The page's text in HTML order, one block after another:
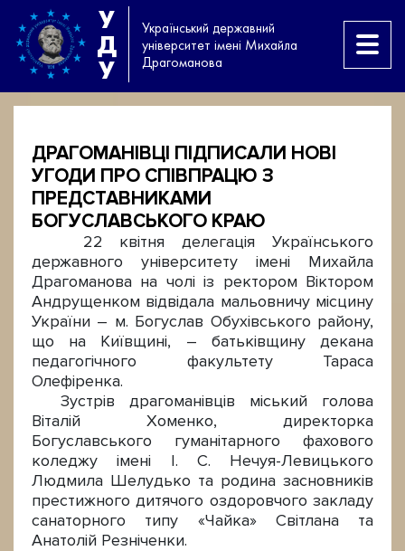
У
Д
У
Український державний
університет імені Михайла
Драгоманова
ДРАГОМАНІВЦІ ПІДПИСАЛИ НОВІ
УГОДИ ПРО СПІВПРАЦЮ З
ПРЕДСТАВНИКАМИ
БОГУСЛАВСЬКОГО КРАЮ
22 квітня делегація Українського
державного університету імені Михайла
Драгоманова на чолі із ректором Віктором
Андрущенком відвідала мальовничу місцину
України – м. Богуслав Обухівського району,
що на Київщині, – батьківщину декана
педагогічного факультету Тараса
Олефіренка.
Зустрів драгоманівців міський голова
Віталій Хоменко, директорка
Богуславського гуманітарного фахового
коледжу імені І. С. Нечуя-Левицького
Людмила Шелудько та родина засновників
престижного дитячого оздоровчого закладу
санаторного типу «Чайка» Світлана та
Анатолій Резніченки.